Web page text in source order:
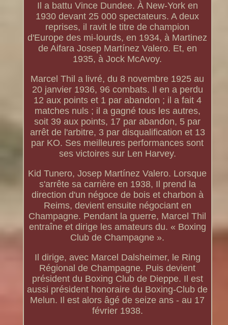
Il a battu Vince Dundee. À New-York en
1930 devant 25 000 spectateurs. A deux
reprises, il ravit le titre de champion
d'Europe des mi-lourds, en 1934, à Martinez
de Aifara Josep Martínez Valero. Et, en
1935, à Jock McAvoy.
Marcel Thil a livré, du 8 novembre 1925 au
20 janvier 1936, 96 combats. Il en a perdu
12 aux points et 1 par abandon ; il a fait 4
matches nuls ; il a gagné tous les autres,
soit 39 aux points, 17 par abandon, 5 par
arrêt de l'arbitre, 3 par disqualification et 13
par KO. Ses meilleures performances sont
ses victoires sur Len Harvey.
Kid Tunero, Josep Martínez Valero. Lorsque
s'arrête sa carrière en 1938, Il prend la
direction d'un négoce de bois et charbon à
Reims, devient ensuite négociant en
Champagne. Pendant la guerre, Marcel Thil
entraîne et dirige les amateurs du. « Boxing
Club de Champagne ».
Il dirige, avec Marcel Dalsheimer, le Ring
Régional de Champagne. Puis devient
président du Boxing Club de Dieppe. Il est
aussi président honoraire du Boxing-Club de
Melun. Il est alors âgé de seize ans - au 17
février 1938.